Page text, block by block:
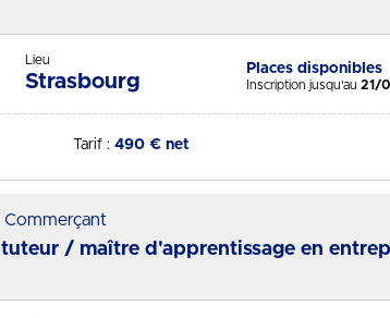
Lieu
Strasbourg
Statut :
Places disponibles
Inscription jusqu'au21/
Tarif : 490 € net
Commerçant
/ maître d'apprentissage en